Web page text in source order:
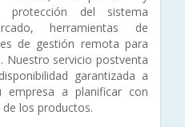
protección del sistema
herramientas de
de gestión remota para
Nuestro servicio postventa
garantizada a
a planificar con
los productos.